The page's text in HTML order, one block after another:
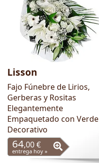
Lisson
Fajo Fúnebre de Lirios,
Gerberas y Rositas
Elegantemente
Empaquetado con Verde
Decorativo
64,00 €
entrega hoy »